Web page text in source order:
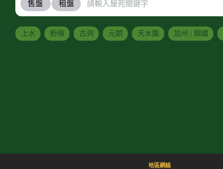
售盤 租盤
上水 粉嶺 古洞 元朗 天水圍 加州 | 錦繡
地區網絡